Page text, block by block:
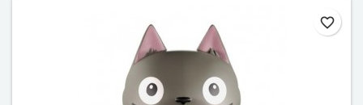
favorite_border